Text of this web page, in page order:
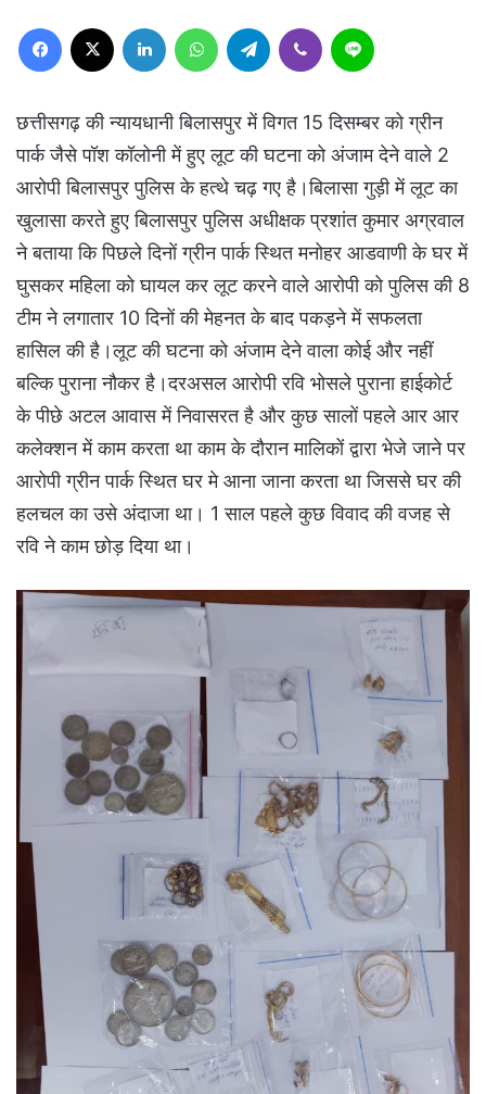
Facebook LinkedIn WhatsAppTelegram Viber
छत्तीसगढ़ की न्यायधानी बिलासपुर में विगत 15 दिसम्बर को ग्रीन
पार्क जैसे पॉश कॉलोनी में हुए लूट की घटना को अंजाम देने वाले 2
आरोपी बिलासपुर पुलिस के हत्थे चढ़ गए है।बिलासा गुड़ी में लूट का
खुलासा करते हुए बिलासपुर पुलिस अधीक्षक प्रशांत कुमार अग्रवाल
ने बताया कि पिछले दिनों ग्रीन पार्क स्थित मनोहर आडवाणी के घर में
घुसकर महिला को घायल कर लूट करने वाले आरोपी को पुलिस की 8
टीम ने लगातार 10 दिनों की मेहनत के बाद पकड़ने में सफलता
हासिल की है।लूट की घटना को अंजाम देने वाला कोई और नहीं
बल्कि पुराना नौकर है।दरअसल आरोपी रवि भोसले पुराना हाईकोर्ट
के पीछे अटल आवास में निवासरत है और कुछ सालों पहले आर आर
कलेक्शन में काम करता था काम के दौरान मालिकों द्वारा भेजे जाने पर
आरोपी ग्रीन पार्क स्थित घर मे आना जाना करता था जिससे घर की
हलचल का उसे अंदाजा था। 1 साल पहले कुछ विवाद की वजह से
रवि ने काम छोड़ दिया था।